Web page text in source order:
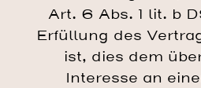
Art. 6 Abs. 1 lit. b
Erfüllung des
ist, dies dem
Interesse an